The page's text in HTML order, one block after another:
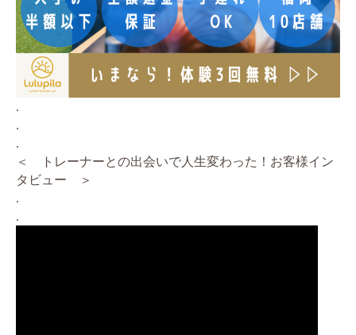
.
.
.
＜ トレーナーとの出会いで人生変わった！お客様イン
タビュー ＞
.
.